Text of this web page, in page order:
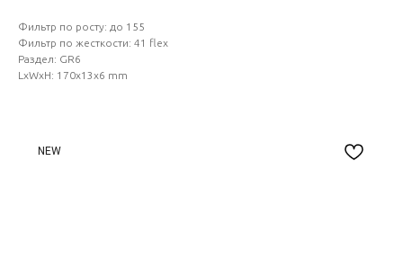
Фильтр по росту: до 155
Фильтр по жесткости: 41 flex
Раздел: GR6
LxWxH: 170x13x6 mm
NEW